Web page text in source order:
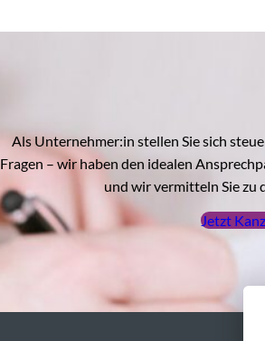
Als Unternehmer:in stellen Sie sich
Fragen – wir haben den idealen
und wir vermitteln Sie zu
Jetzt